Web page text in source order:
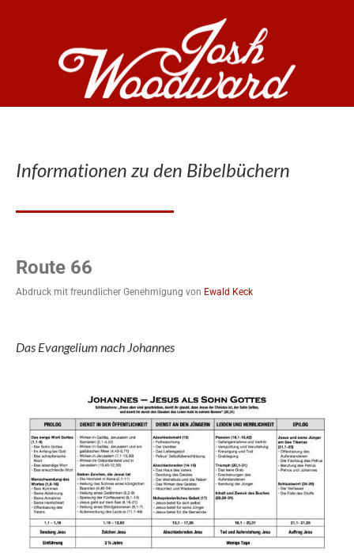
Informationen zu den Bibelbüchern
Route 66
Abdruck mit freundlicher Genehmigung von Ewald Keck
Das Evangelium nach Johannes